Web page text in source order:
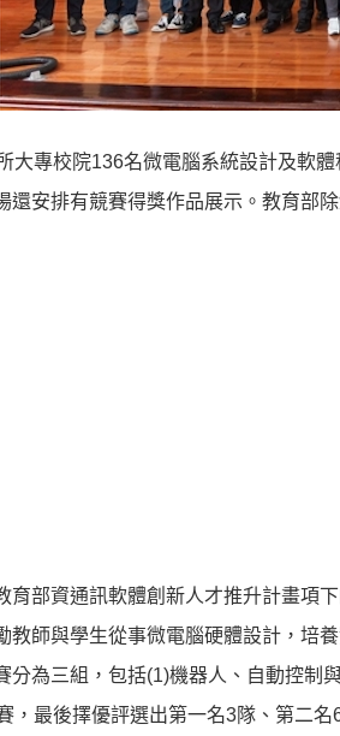
大專校院136名微電腦系統設計及軟
還安排有競賽得獎作品展示。教育部
育部資通訊軟體創新人才推升計畫項
教師與學生從事微電腦硬體設計，培
分為三組，包括(1)機器人、自動控制
，最後擇優評選出第一名3隊、第二